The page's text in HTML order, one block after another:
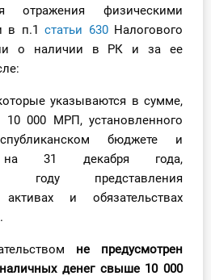
отражения физическими
в п.1 статьи 630Налогового
о наличии в РК и за ее
указываются в сумме,
000 МРП, установленного
бюджете и
на 31 декабря года,
году представления
и обязательствах
не предусмотрен
денег свыше 10 000